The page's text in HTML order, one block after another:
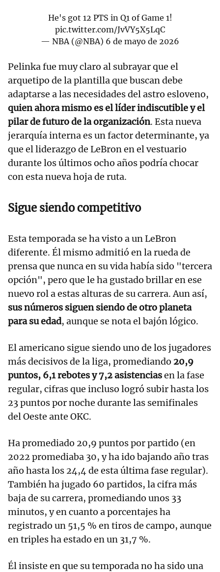
He's got 12 PTS in Q1 of Game 1!
pic.twitter.com/JvVY5X5LqC
— NBA (@NBA) 6 de mayo de 2026
Pelinka fue muy claro al subrayar que el
arquetipo de la plantilla que buscan debe
adaptarse a las necesidades del astro esloveno,
quien ahora mismo es el líder indiscutible y el
pilar de futuro de la organización. Esta nueva
jerarquía interna es un factor determinante, ya
que el liderazgo de LeBron en el vestuario
durante los últimos ocho años podría chocar
con esta nueva hoja de ruta.
Sigue siendo competitivo
Esta temporada se ha visto a un LeBron
diferente. Él mismo admitió en la rueda de
prensa que nunca en su vida había sido "tercera
opción", pero que le ha gustado brillar en ese
nuevo rol a estas alturas de su carrera. Aun así,
sus números siguen siendo de otro planeta
para su edad, aunque se nota el bajón lógico.
El americano sigue siendo uno de los jugadores
más decisivos de la liga, promediando 20,9
puntos, 6,1 rebotes y 7,2 asistenciasen la fase
regular, cifras que incluso logró subir hasta los
23 puntos por noche durante las semifinales
del Oeste ante OKC.
Ha promediado 20,9 puntos por partido (en
2022 promediaba 30, y ha ido bajando año tras
año hasta los 24,4 de esta última fase regular).
También ha jugado 60 partidos, la cifra más
baja de su carrera, promediando unos 33
minutos, y en cuanto a porcentajes ha
registrado un 51,5 % en tiros de campo, aunque
en triples ha estado en un 31,7 %.
Él insiste en que su temporada no ha sido una